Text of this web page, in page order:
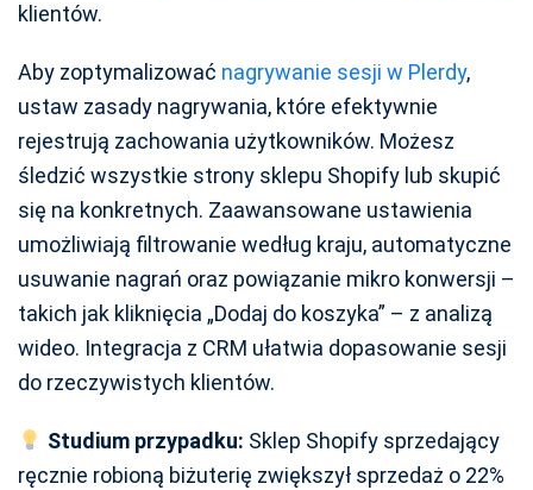
klientów.
Aby zoptymalizować nagrywanie sesji w Plerdy,
ustaw zasady nagrywania, które efektywnie
rejestrują zachowania użytkowników. Możesz
śledzić wszystkie strony sklepu Shopify lub skupić
się na konkretnych. Zaawansowane ustawienia
umożliwiają filtrowanie według kraju, automatyczne
usuwanie nagrań oraz powiązanie mikro konwersji –
takich jak kliknięcia „Dodaj do koszyka” – z analizą
wideo. Integracja z CRM ułatwia dopasowanie sesji
do rzeczywistych klientów.
Studium przypadku: Sklep Shopify sprzedający
ręcznie robioną biżuterię zwiększył sprzedaż o 22%